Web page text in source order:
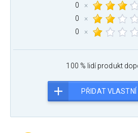
0
×
0
×
0
×
100 % lidí produkt
PŘIDAT VLASTNÍ